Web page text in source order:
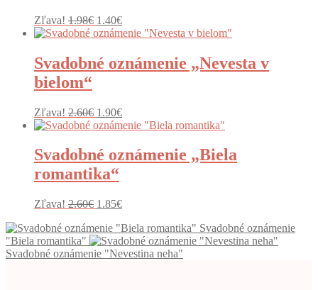
Zľava! 1.98€ Pôvodná
cena
1.98€.
1.40€Aktuálna
cena
1.40€.
Svadobné oznámenie „Nevesta v
bielom“
Zľava! 2.60€ Pôvodná
cena
2.60€.
1.90€Aktuálna
cena
1.90€.
Svadobné oznámenie „Biela
romantika“
Zľava! 2.60€ Pôvodná
bola:
2.60€.
1.85€Aktuálna
je:
1.85€.
Svadobné oznámenie
"Biela romantika"
Svadobné oznámenie "Nevestina neha"